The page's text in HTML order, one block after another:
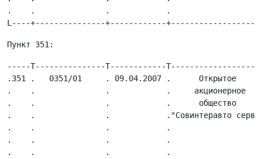
-----T---------------T------------
.351 .   0351/01     . 09.04.2007 .      Открытое
.    .               .            .
.    .               .            .      общество
.    .               .
.    .               .            .
.    .               .            .
.    .               .            .